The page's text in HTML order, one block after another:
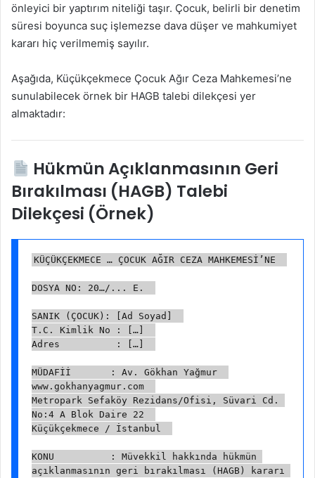
önleyici bir yaptırım niteliği taşır. Çocuk, belirli bir denetim
süresi boyunca suç işlemezse dava düşer ve mahkumiyet
kararı hiç verilmemiş sayılır.
Aşağıda, Küçükçekmece Çocuk Ağır Ceza Mahkemesi’ne
sunulabilecek örnek bir HAGB talebi dilekçesi yer
almaktadır:
Hükmün Açıklanmasının Geri
Bırakılması (HAGB) Talebi
Dilekçesi (Örnek)
KÜÇÜKÇEKMECE … ÇOCUK AĞIR CEZA MAHKEMESİ’NE
DOSYA NO: 20…/... E.
SANIK (ÇOCUK): [Ad Soyad]
T.C. Kimlik No : […]
Adres          : […]
MÜDAFİİ       : Av. Gökhan Yağmur
www.gokhanyagmur.com
Metropark Sefaköy Rezidans/Ofisi, Süvari Cd.
No:4 A Blok Daire 22
Küçükçekmece / İstanbul
KONU          : Müvekkil hakkında hükmün
açıklanmasının geri bırakılması (HAGB) kararı